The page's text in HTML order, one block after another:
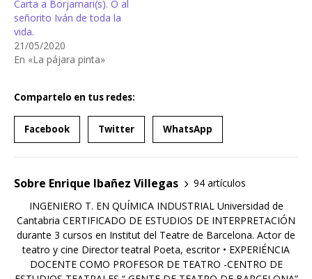
Carta a Borjamari(s). O al
señorito Iván de toda la
vida.
21/05/2020
En «La pájara pinta»
Compartelo en tus redes:
Facebook Twitter WhatsApp
Sobre Enrique Ibañez Villegas
94 artículos
INGENIERO T. EN QUÍMICA INDUSTRIAL Universidad de
Cantabria CERTIFICADO DE ESTUDIOS DE INTERPRETACIÓN
durante 3 cursos en Institut del Teatre de Barcelona. Actor de
teatro y cine Director teatral Poeta, escritor • EXPERIÉNCIA
DOCENTE COMO PROFESOR DE TEATRO -CENTRO DE